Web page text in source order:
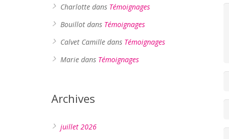
Charlotte dans Témoignages
Bouillot dans Témoignages
Calvet Camille dans Témoignages
Marie dans Témoignages
Archives
juillet 2026